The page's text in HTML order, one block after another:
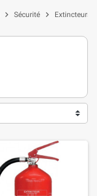
chevron_right Sécurité chevron_right Extincteurs